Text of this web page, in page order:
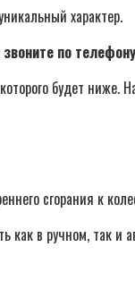
характер.
по
будет ниже.
сгорания к
как в ручном, так и